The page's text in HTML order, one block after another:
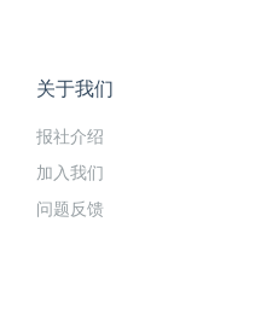
关于我们
报社介绍
加入我们
问题反馈